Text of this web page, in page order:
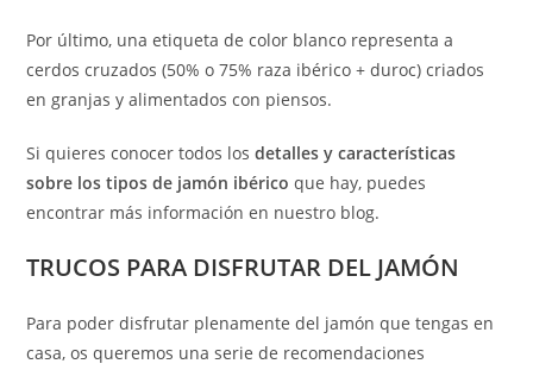
Por último, una etiqueta de color blanco representa a
cerdos cruzados (50% o 75% raza ibérico + duroc) criados
en granjas y alimentados con piensos.
Si quieres conocer todos losdetalles y características
sobre los tipos de jamón ibérico que hay, puedes
encontrar más información en nuestro blog.
TRUCOS PARA DISFRUTAR DEL JAMÓN
Para poder disfrutar plenamente del jamón que tengas en
casa, os queremos una serie de recomendaciones